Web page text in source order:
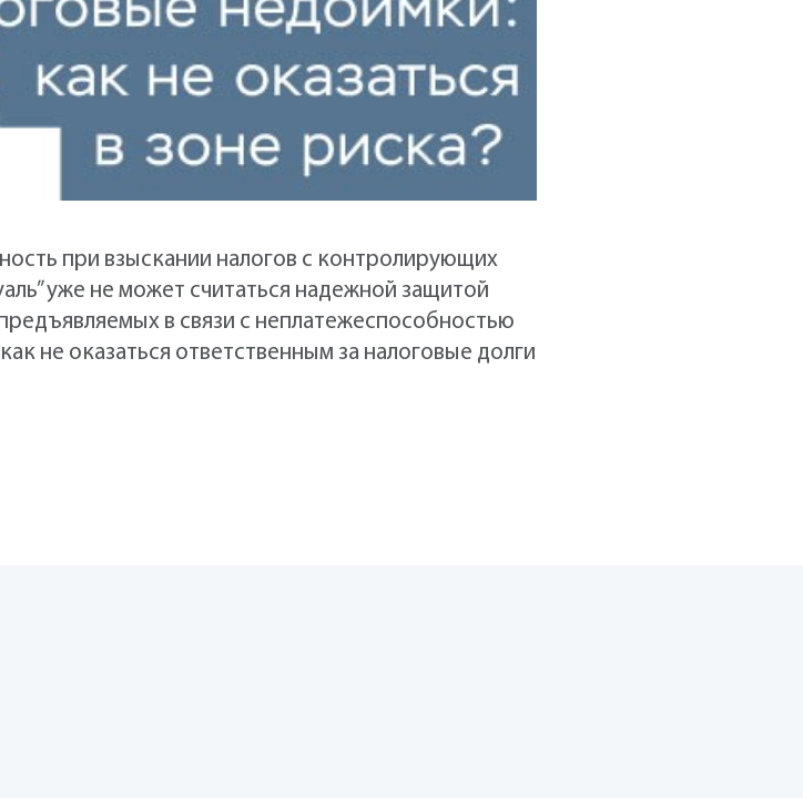
при взыскании налогов с контролирующих
уже не может считаться надежной защитой
в связи с неплатежеспособностью
не оказаться ответственным за налоговые долги